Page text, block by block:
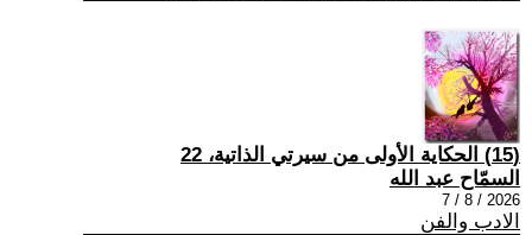
(15) الحكاية الأولى من سيرتي الذاتية، 22
السمّاح عبد الله
2026 / 8 / 7
الادب والفن